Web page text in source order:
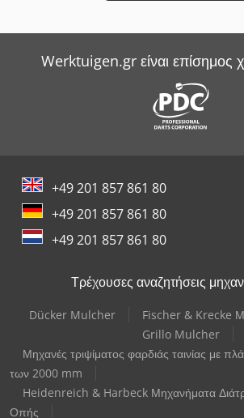
Werktuigen.gr είναι επίσημος
+49 201 857 861 80
+49 201 857 861 80
+49 201 857 861 80
Τρέχουσες αναζητήσεις
Dücker Mulcher
Fischer & Krecke
Grillo Mulcher
Μηχανές τριψίματος φαρδιάς ταινίας με
των 2000 mm
Heidenreich & Harbeck Μηχανήματα
Οπής